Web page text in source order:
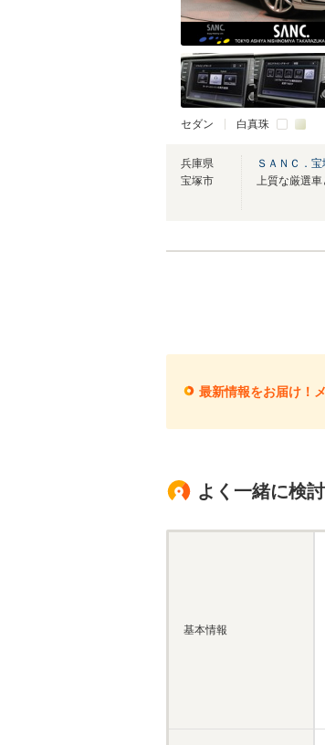
セダン 白真珠
兵庫県
宝塚市
ＳＡＮＣ．宝
最新情報をお届け！
よく一緒に検
基本情報